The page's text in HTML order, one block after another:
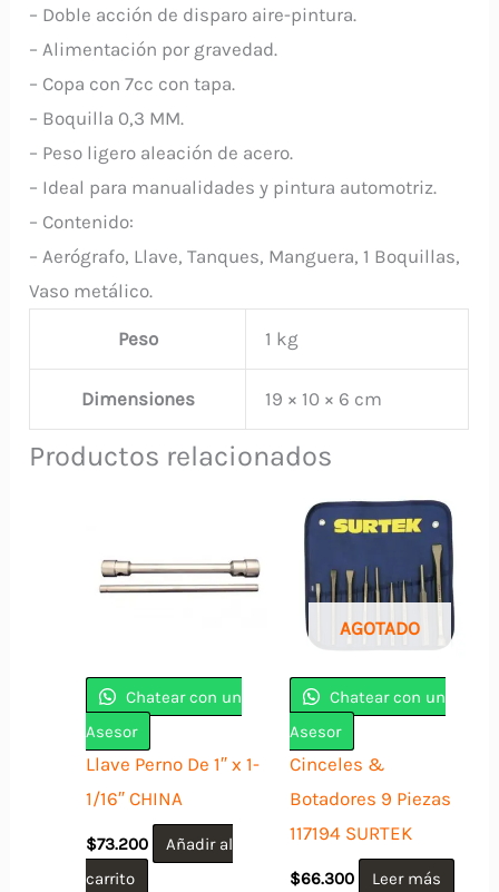
– Doble acción de disparo aire-pintura.
– Alimentación por gravedad.
– Copa con 7cc con tapa.
– Boquilla 0,3 MM.
– Peso ligero aleación de acero.
– Ideal para manualidades y pintura automotriz.
– Contenido:
– Aerógrafo, Llave, Tanques, Manguera, 1 Boquillas,
Vaso metálico.
Peso 1 kg
Dimensiones 19 × 10 × 6 cm
Productos relacionados
Chatear con un
Asesor
Llave Perno De 1″ x 1-
1/16″ CHINA
$73.200
Añadir al
carrito
AGOTADO
Chatear con un
Asesor
Cinceles &
Botadores 9 Piezas
117194 SURTEK
$66.300 Leer más